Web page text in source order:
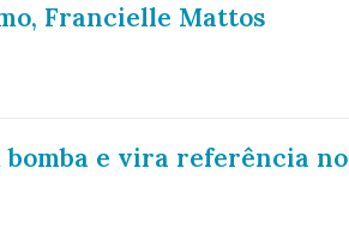
Francielle Mattos
e vira referência no